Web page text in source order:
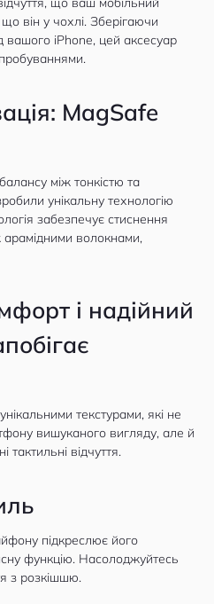
він у чохлі. Зберігаючи
вашого iPhone, цей аксесуар
MagSafe
між тонкістю та
унікальну технологію
забезпечує стиснення
арамідними волокнами,
і надійний
текстурами, які не
вишуканого вигляду, але й
відчуття.
підкреслює його
функцію. Насолоджуйтесь
з розкішшю.